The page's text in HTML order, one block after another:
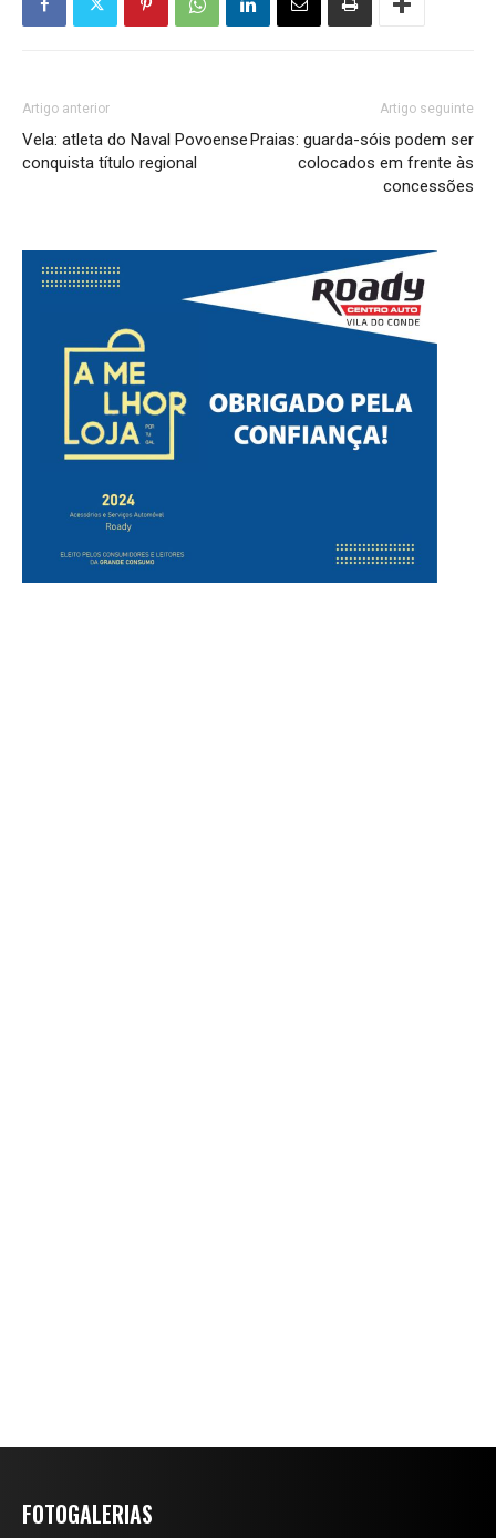
Artigo anterior
Vela: atleta do Naval Povoense
conquista título regional
Artigo seguinte
Praias: guarda-sóis podem ser
colocados em frente às
concessões
FOTOGALERIAS